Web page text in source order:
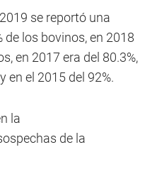
se reportó una
de los bovinos, en 2018
en 2017 era del 80.3%,
en el 2015 del 92%.
la
de la